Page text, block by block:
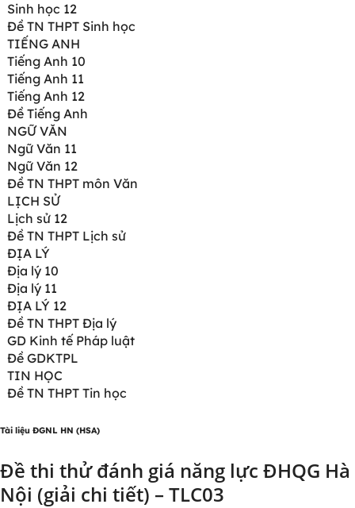
Sinh học 12
Đề TN THPT Sinh học
TIẾNG ANH
Tiếng Anh 10
Tiếng Anh 11
Tiếng Anh 12
Đề Tiếng Anh
NGỮ VĂN
Ngữ Văn 11
Ngữ Văn 12
Đề TN THPT môn Văn
LỊCH SỬ
Lịch sử 12
Đề TN THPT Lịch sử
ĐỊA LÝ
Địa lý 10
Địa lý 11
ĐỊA LÝ 12
Đề TN THPT Địa lý
GD Kinh tế Pháp luật
Đề GDKTPL
TIN HỌC
Đề TN THPT Tin học
Tài liệu ĐGNL HN (HSA)
Đề thi thử đánh giá năng lực ĐHQG Hà
Nội (giải chi tiết) – TLC03